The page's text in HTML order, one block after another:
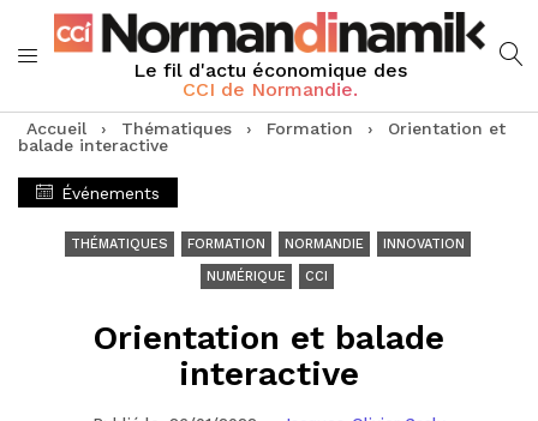
Le fil d'actu économique des
CCI de Normandie.
Accueil › Thématiques › Formation ›
Orientation et
balade interactive
Événements
THÉMATIQUES FORMATION NORMANDIE INNOVATION
NUMÉRIQUE CCI
Orientation et balade
interactive